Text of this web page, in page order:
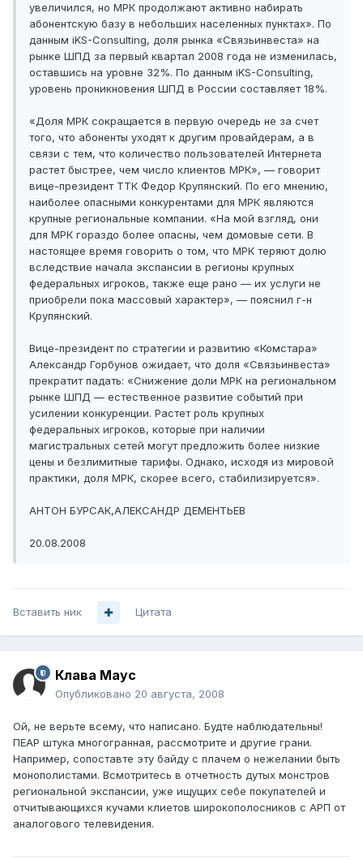
увеличился, но МРК продолжают активно набирать
абонентскую базу в небольших населенных пунктах». По
данным iKS-Consulting, доля рынка «Связьинвеста» на
рынке ШПД за первый квартал 2008 года не изменилась,
оставшись на уровне 32%. По данным iKS-Consulting,
уровень проникновения ШПД в России составляет 18%.
«Доля МРК сокращается в первую очередь не за счет
того, что абоненты уходят к другим провайдерам, а в
связи с тем, что количество пользователей Интернета
растет быстрее, чем число клиентов МРК», — говорит
вице-президент ТТК Федор Крупянский. По его мнению,
наиболее опасными конкурентами для МРК являются
крупные региональные компании. «На мой взгляд, они
для МРК гораздо более опасны, чем домовые сети. В
настоящее время говорить о том, что МРК теряют долю
вследствие начала экспансии в регионы крупных
федеральных игроков, также еще рано — их услуги не
приобрели пока массовый характер», — пояснил г-н
Крупянский.
Вице-президент по стратегии и развитию «Комстара»
Александр Горбунов ожидает, что доля «Связьинвеста»
прекратит падать: «Снижение доли МРК на региональном
рынке ШПД — естественное развитие событий при
усилении конкуренции. Растет роль крупных
федеральных игроков, которые при наличии
магистральных сетей могут предложить более низкие
цены и безлимитные тарифы. Однако, исходя из мировой
практики, доля МРК, скорее всего, стабилизируется».
АНТОН БУРСАК,АЛЕКСАНДР ДЕМЕНТЬЕВ
20.08.2008
Вставить ник Цитата
Клава Маус
Опубликовано 20 августа, 2008
Ой, не верьте всему, что написано. Будте наблюдательны!
ПЕАР штука многогранная, рассмотрите и другие грани.
Например, сопоставте эту байду с плачем о нежелании быть
монополистами. Всмотритесь в отчетность дутых монстров
региональной экспансии, уже ищущих себе покупателей и
отчитывающихся кучами клиетов широкополосников с АРП от
аналогового телевидения.